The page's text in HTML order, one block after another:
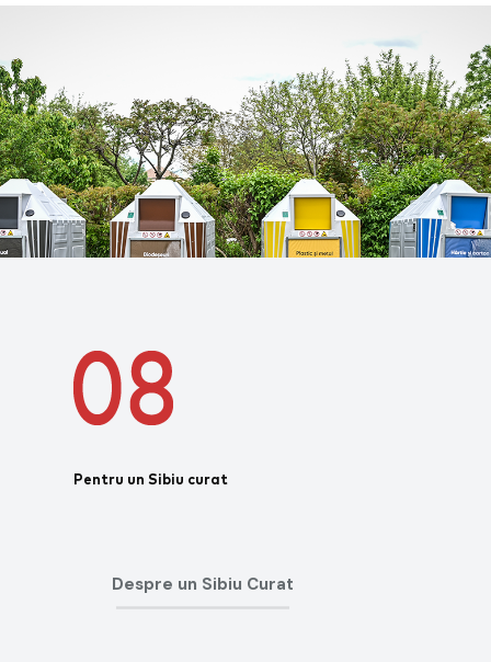
Pentru un Sibiu curat
Despre un Sibiu Curat